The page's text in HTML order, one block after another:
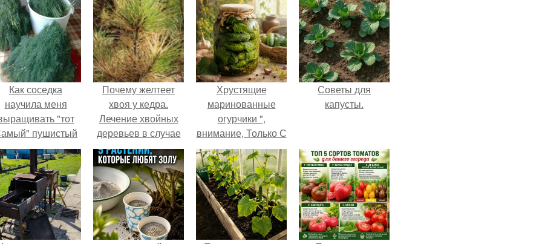
Как соседка
научила меня
"тот
пушистый
укроп.
Почему желтеет
хвоя у кедра.
Лечение хвойных
деревьев в случае
пожелтения иголок
Хрустящие
маринованные
огурчики ",
внимание, Только С
Грядки".
Советы для
капусты.